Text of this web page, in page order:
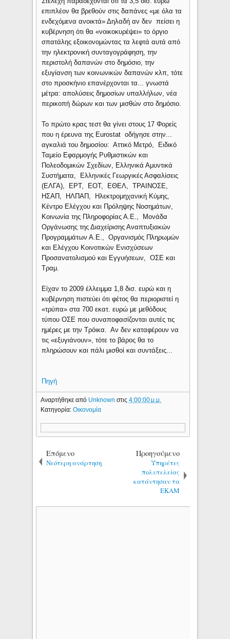
επιπλέον θα βρεθούν στις δαπάνες «με όλα τα
ενδεχόμενα ανοικτά» Δηλαδή αν δεν πείσει η
κυβέρνηση ότι θα «νοικοκυρέψει» το όργιο
σπατάλης εξοικονομώντας τα λεφτά αυτά από
την ηλεκτρονική συνταγογράφηση, την
περιστολή δαπανών στο δημόσιο, την
εξυγίανση των κοινωνικών δαπανών κλπ, τότε
στο προσκήνιο επανέρχονται τα... γνωστά
μέτρα: απολύσεις δημοσίων υπαλλήλων, νέα
περικοπή δώρων και των μισθών στο δημόσιο.
Το πρώτο κρας τεστ θα γίνει στους 17 Φορείς
που η έρευνα της Eurostat οδήγησε στην...
αγκαλιά του δημοσίου: Αττικό Μετρό, Ειδικό
Ταμείο Εφαρμογής Ρυθμιστικών και
Πολεοδομικών Σχεδίων, Ελληνικά Αμυντικά
Συστήματα, Ελληνικές Γεωργικές Ασφαλίσεις
(ΕΛΓΑ), ΕΡΤ, ΕΟΤ, ΕΘΕΛ, ΤΡΑΙΝΟΣΕ,
ΗΣΑΠ, ΗΛΠΑΠ, Ηλεκτρομηχανική Κύμης,
Κέντρο Ελέγχου και Πρόληψης Νοσημάτων,
Κοινωνία της Πληροφορίας Α.Ε., Μονάδα
Οργάνωσης της Διαχείρισης Αναπτυξιακών
Προγραμμάτων Α.Ε., Οργανισμός Πληρωμών
και Ελέγχου Κοινοτικών Ενισχύσεων
Προσανατολισμού και Εγγυήσεων, ΟΣΕ και
Τραμ.
Είχαν το 2009 έλλειμμα 1,8 δισ. ευρώ και η
κυβέρνηση πιστεύει ότι φέτος θα περιοριστεί η
«τρύπα» στα 700 εκατ. ευρώ με μεθόδους
τύπου ΟΣΕ που συναποφασίζονται αυτές τις
ημέρες με την Τρόικα. Αν δεν καταφέρουν να
τις «εξυγιάνουν», τότε το βάρος θα το
πληρώσουν και πάλι μισθοί και συντάξεις...
Πηγή
Αναρτήθηκε από Unknownστις4:00:00 μ.μ.
Κατηγορία:Οικονομία
Επόμενο
Νεότερη ανάρτηση
Προηγούμενο
Υπηρέτες
πολυτελείας
κατάντησαν τα
ΕΚΑΜ